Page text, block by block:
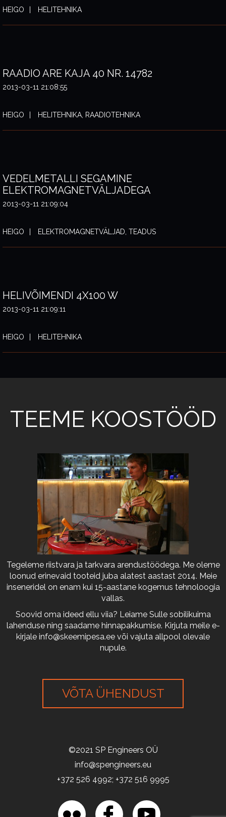
HEIGO HELITEHNIKA
RAADIO ARE KAJA 40 NR. 14782
2013-03-11 21:08:55
HEIGO HELITEHNIKA, RAADIOTEHNIKA
VEDELMETALLI SEGAMINE
ELEKTROMAGNETVÄLJADEGA
2013-03-11 21:09:04
HEIGO ELEKTROMAGNETVÄLJAD, TEADUS
HELIVÕIMENDI 4X100 W
2013-03-11 21:09:11
HEIGO HELITEHNIKA
TEEME KOOSTÖÖD
Tegeleme riistvara ja tarkvara arendustöödega. Me oleme
loonud erinevaid tooteid juba alatest aastast 2014. Meie
inseneridel on enam kui 15-aastane kogemus tehnoloogia
vallas.
Soovid oma ideed ellu viia? Leiame Sulle sobilikuima
lahenduse ning saadame hinnapakkumise. Kirjuta meile e-
kirjale info@skeemipesa.ee või vajuta allpool olevale
nupule.
VÕTA ÜHENDUST
©2021 SP Engineers OÜ
info@spengineers.eu
+372 526 4992; +372 516 9995